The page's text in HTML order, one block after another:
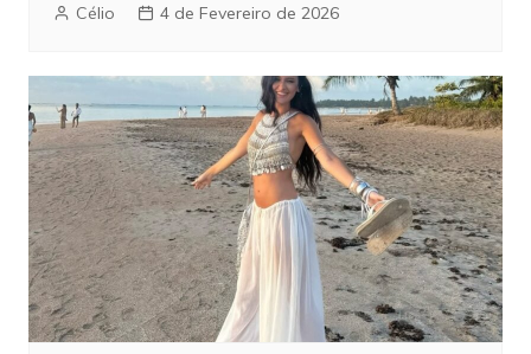
Célio 4 de Fevereiro de 2026